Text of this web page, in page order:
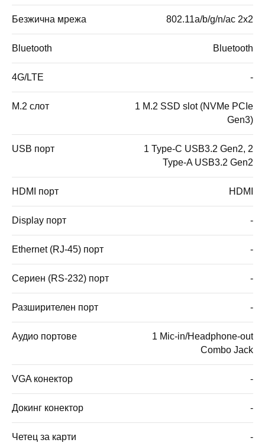
Безжична мрежа 802.11a/b/g/n/ac 2x2
Bluetooth Bluetooth
4G/LTE -
M.2 слот
1 M.2 SSD slot (NVMe PCIe
Gen3)
USB порт
1 Type-C USB3.2 Gen2, 2
Type-A USB3.2 Gen2
HDMI порт HDMI
Display порт -
Ethernet (RJ-45) порт -
Сериен (RS-232) порт -
Разширителен порт -
Аудио портове
1 Mic-in/Headphone-out
Combo Jack
VGA конектор -
Докинг конектор -
Четец за карти -